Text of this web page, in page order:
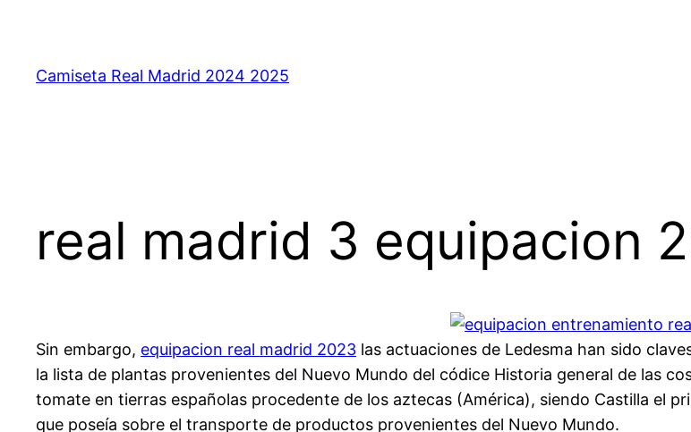
contenido
Camiseta Real Madrid 2024 2025
real madrid 3 equipacion
Sin embargo, equipacion real madrid 2023 las actuaciones de Ledesma han sido
la lista de plantas provenientes del Nuevo Mundo del códice Historia general de las
tomate en tierras españolas procedente de los aztecas (América), siendo Castilla el
que poseía sobre el transporte de productos provenientes del Nuevo Mundo.